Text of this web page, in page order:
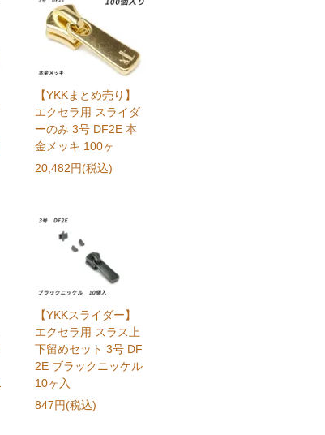
【YKKまとめ売り】
エクセラ用 スライダ
ーのみ 3号 DF2E 本
金メッキ 100ヶ
20,482円(税込)
【YKKスライダー】
エクセラ用 スラス上
下留めセット 3号 DF
2E ブラックニッケル
10ヶ入
847円(税込)